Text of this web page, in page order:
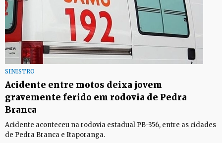
SINISTRO
Acidente entre motos deixa jovem
gravemente ferido em rodovia de Pedra
Branca
Acidente aconteceu na rodovia estadual PB-356, entre as cidades
de Pedra Branca e Itaporanga.